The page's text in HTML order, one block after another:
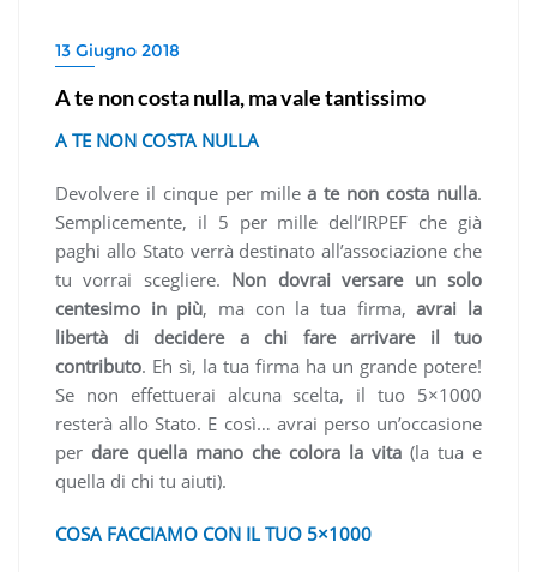
13 Giugno 2018
A te non costa nulla, ma vale tantissimo
A TE NON COSTA NULLA
Devolvere il cinque per millea te non costa nulla.
Semplicemente, il 5 per mille dell’IRPEF che già
paghi allo Stato verrà destinato all’associazione che
tu vorrai scegliere. Non dovrai versare un solo
centesimo in più, ma con la tua firma,avrai la
libertà di decidere a chi fare arrivare il tuo
contributo. Eh sì, la tua firma ha un grande potere!
Se non effettuerai alcuna scelta, il tuo 5×1000
resterà allo Stato. E così… avrai perso un’occasione
per dare quella mano che colora la vita (la tua e
quella di chi tu aiuti).
COSA FACCIAMO CON IL TUO 5×1000